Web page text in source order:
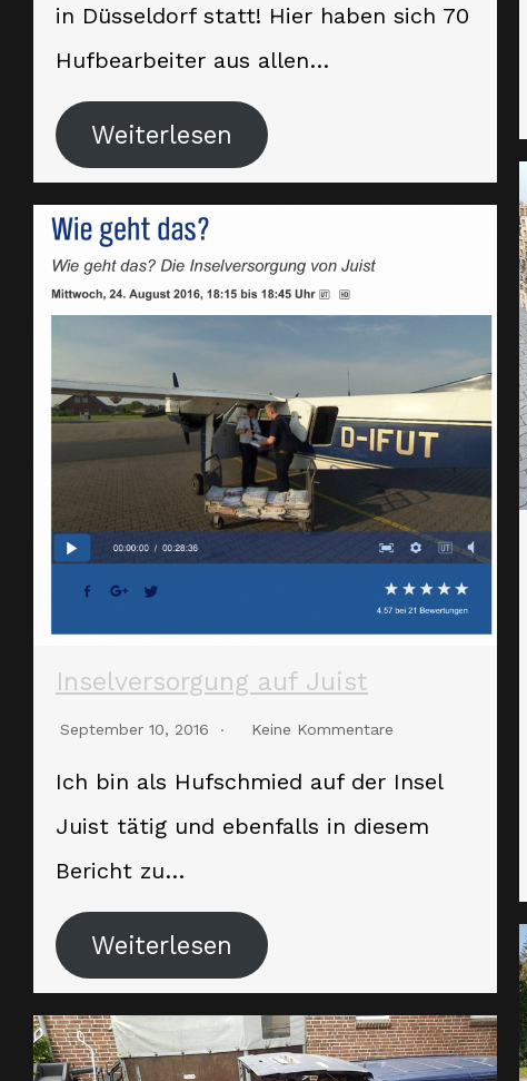
in Düsseldorf statt! Hier haben sich 70
Hufbearbeiter aus allen…
Weiterlesen
Inselversorgung auf Juist
September 10, 2016 Keine Kommentare
Ich bin als Hufschmied auf der Insel
Juist tätig und ebenfalls in diesem
Bericht zu…
Weiterlesen